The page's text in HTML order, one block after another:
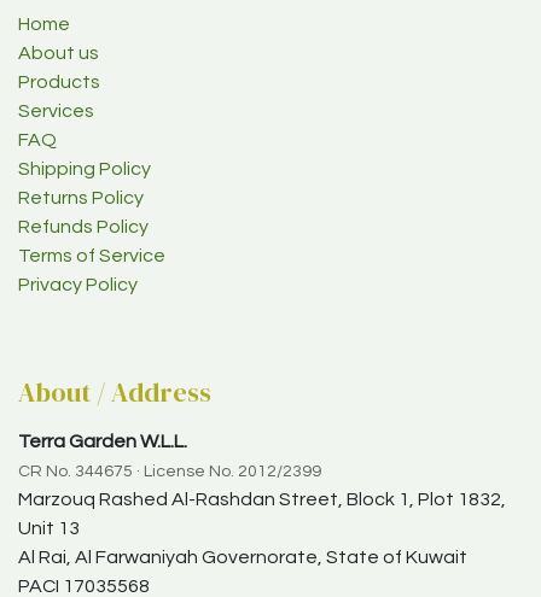
Home
About us
Products
Services
FAQ
Shipping Policy
Returns Policy
Refunds Policy
Terms of Service
Privacy Policy
About / Address
Terra Garden W.L.L.
CR No. 344675 · License No. 2012/2399
Marzouq Rashed Al-Rashdan Street, Block 1, Plot 1832,
Unit 13
Al Rai, Al Farwaniyah Governorate, State of Kuwait
PACI 17035568